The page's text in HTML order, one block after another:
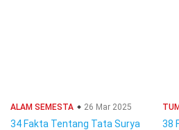
ALAM SEMESTA 26 Mar 2025
34 Fakta Tentang Tata Surya 38